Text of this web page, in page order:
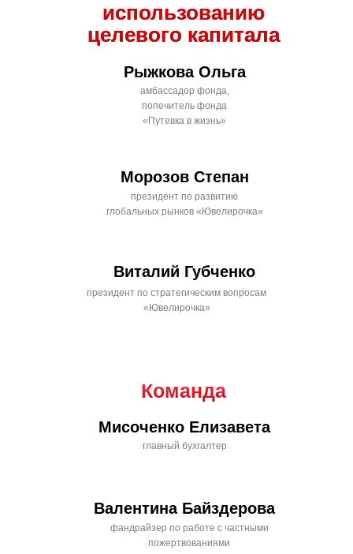
президент по развитию
глобальных рынков «Ювелирочка»
Морозов Степан
главный бухгалтер
Рыжкова Ольга
Мисоченко Елизавета
амбассадор фонда,
попечитель фонда
«Путевка в жизнь»
фандрайзер по работе с частными
пожертвованиями
Валентина Байздерова
президент по стратегическим вопросам
«Ювелирочка»
Виталий Губченко
использованию
целевого капитала
Команда